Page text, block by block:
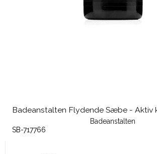
Badeanstalten Flydende Sæbe - Aktiv
Badeanstalten
SB-717766